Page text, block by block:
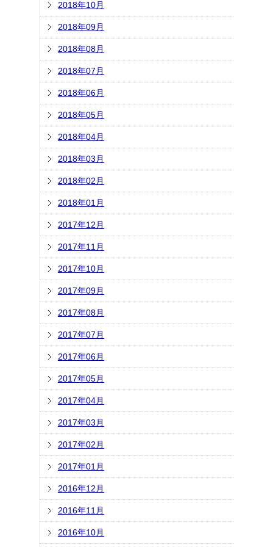
2018年10月
2018年09月
2018年08月
2018年07月
2018年06月
2018年05月
2018年04月
2018年03月
2018年02月
2018年01月
2017年12月
2017年11月
2017年10月
2017年09月
2017年08月
2017年07月
2017年06月
2017年05月
2017年04月
2017年03月
2017年02月
2017年01月
2016年12月
2016年11月
2016年10月